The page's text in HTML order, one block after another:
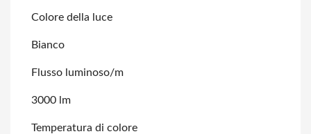
Colore della luce
Bianco
Flusso luminoso/m
3000 lm
Temperatura di colore